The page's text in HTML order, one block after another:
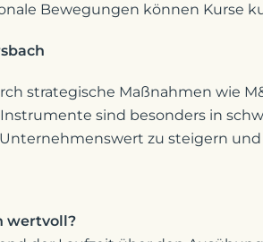
Bewegungen können Kurse
strategische Maßnahmen wie
sind besonders in
zu steigern
wertvoll?